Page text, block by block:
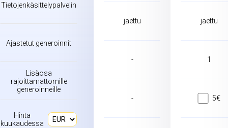
Tietojenkäsittelypalvelin
Ajastetut generoinnit
Lisäosa
rajoittamattomille
generoinneille
Hinta
kuukaudessa
jaettu
-
-
jaettu
1
5€